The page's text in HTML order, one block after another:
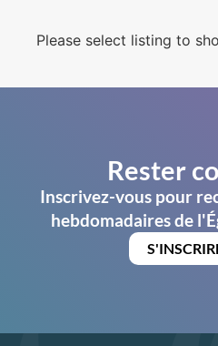
Please select listing to
Rester
Inscrivez-vous pour
hebdomadaires de